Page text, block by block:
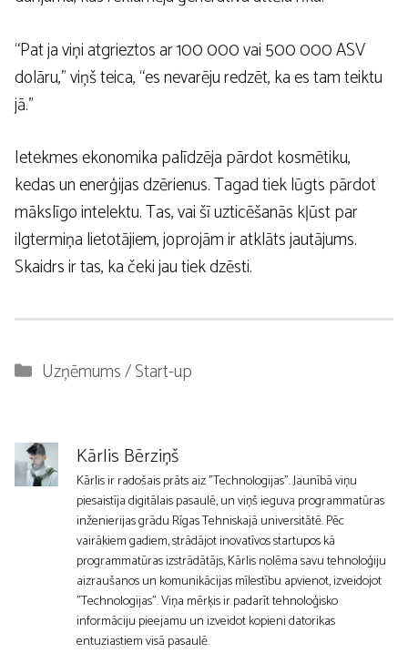
“Pat ja viņi atgrieztos ar 100 000 vai 500 000 ASV
dolāru,” viņš teica, “es nevarēju redzēt, ka es tam teiktu
jā.”
Ietekmes ekonomika palīdzēja pārdot kosmētiku,
kedas un enerģijas dzērienus. Tagad tiek lūgts pārdot
mākslīgo intelektu. Tas, vai šī uzticēšanās kļūst par
ilgtermiņa lietotājiem, joprojām ir atklāts jautājums.
Skaidrs ir tas, ka čeki jau tiek dzēsti.
Kategorijas
Uzņēmums / Start-up
Kārlis Bērziņš
Kārlis ir radošais prāts aiz "Technologijas". Jaunībā viņu
piesaistīja digitālais pasaulē, un viņš ieguva programmatūras
inženierijas grādu Rīgas Tehniskajā universitātē. Pēc
vairākiem gadiem, strādājot inovatīvos startupos kā
programmatūras izstrādātājs, Kārlis nolēma savu tehnoloģiju
aizraušanos un komunikācijas mīlestību apvienot, izveidojot
"Technologijas". Viņa mērķis ir padarīt tehnoloģisko
informāciju pieejamu un izveidot kopieni datorikas
entuziastiem visā pasaulē.